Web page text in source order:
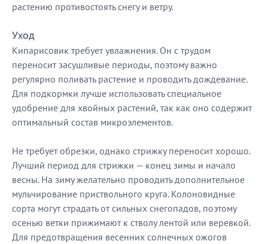
растению противостоять снегу и ветру.
Уход
Кипарисовик требует увлажнения. Он с трудом
переносит засушливые периоды, поэтому важно
регулярно поливать растение и проводить дождевание.
Для подкормки лучше использовать специальное
удобрение для хвойных растений, так как оно содержит
оптимальный состав микроэлементов.
Не требует обрезки, однако стрижку переносит хорошо.
Лучший период для стрижки — конец зимы и начало
весны. На зиму желательно проводить дополнительное
мульчирование приствольного круга. Колоновидные
сорта могут страдать от сильных снегопадов, поэтому
осенью ветки прижимают к стволу лентой или веревкой.
Для предотвращения весенних солнечных ожогов